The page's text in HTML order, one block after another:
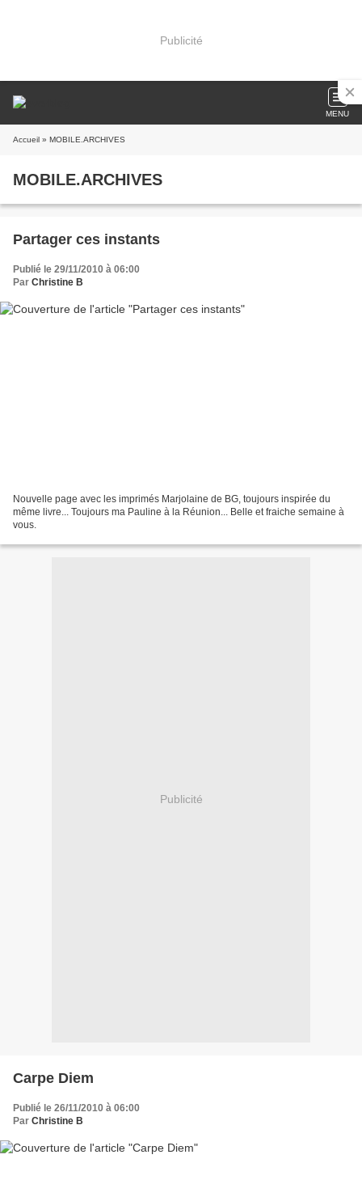
Publicité
MENU
Accueil » MOBILE.ARCHIVES
MOBILE.ARCHIVES
Partager ces instants
Publié le 29/11/2010 à 06:00
Par Christine B
Nouvelle page avec les imprimés Marjolaine de BG, toujours inspirée du
même livre... Toujours ma Pauline à la Réunion... Belle et fraiche semaine à
vous.
Publicité
Carpe Diem
Publié le 26/11/2010 à 06:00
Par Christine B